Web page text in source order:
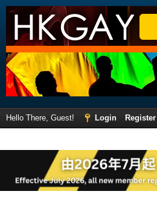
Hello There, Guest! Login
Register